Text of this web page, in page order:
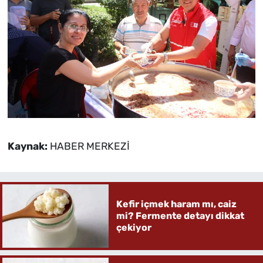
Kaynak: HABER MERKEZİ
Kefir içmek haram mı, caiz
mi? Fermente detayı dikkat
çekiyor